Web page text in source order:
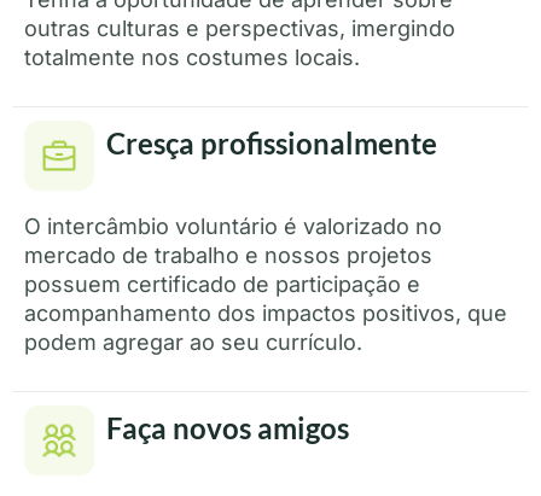
outras culturas e perspectivas, imergindo
totalmente nos costumes locais.
Cresça profissionalmente
O intercâmbio voluntário é valorizado no
mercado de trabalho e nossos projetos
possuem certificado de participação e
acompanhamento dos impactos positivos, que
podem agregar ao seu currículo.
Faça novos amigos